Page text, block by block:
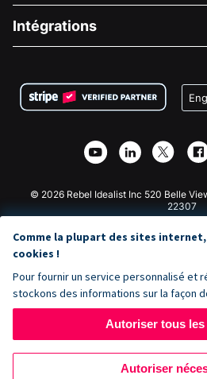
Carrières
Confidentialité
Partenariat d'affiliation
Bibliothèque
Collecte de fonds médicale
Collecte de fonds caritative
Intégrations
Plugin de don Wix
Application de don Webflow
Don Joomla
© 2026 Rebel Idealist Inc 520 Belle
22307
Comme la plupart des sites
cookies !
Pour fournir un service personnalisé et
stockons des informations sur la façon
Autoriser tous les
Autoriser